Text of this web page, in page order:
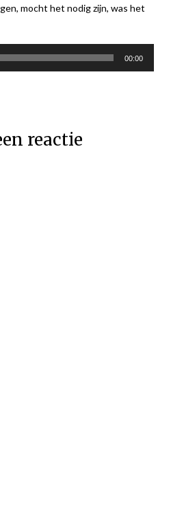
mocht het nodig zijn, was het
00:00
reactie